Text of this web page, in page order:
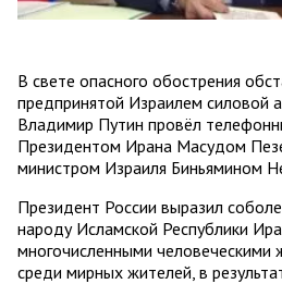
В свете опасного обострения
предпринятой Израилем силовой
Владимир Путин провёл
Президентом Ирана Масудом
министром Израиля Биньямином
Президент России выразил
народу Исламской Республики
многочисленными человеческими
среди мирных жителей, в